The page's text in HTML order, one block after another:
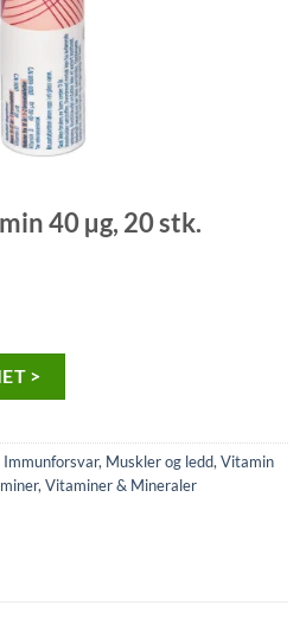
40 µg, 20 stk.
>
Immunforsvar, Muskler og ledd,Vitamin
,Vitaminer & Mineraler